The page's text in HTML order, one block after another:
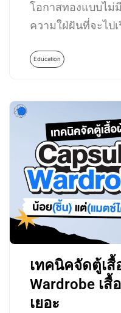
โอกาสทองแบบไ
ความใฝ่ฝันที่จะไป
Education
เทคนิคจัดตู้เสื้
Wardrobe เ
เยอะ